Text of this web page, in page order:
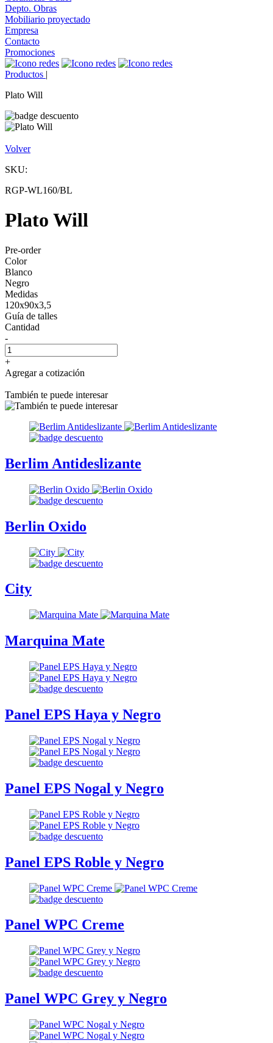
Depto. Obras
Mobiliario proyectado
Empresa
Contacto
Promociones
Productos |
Plato Will
Volver
SKU:
RGP-WL160/BL
Plato Will
Pre-order
Color
Blanco
Negro
Medidas
120x90x3,5
Guía de talles
Cantidad
-
+
Agregar a cotización
También te puede interesar
Berlim Antideslizante
Berlin Oxido
City
Marquina Mate
Panel EPS Haya y Negro
Panel EPS Nogal y Negro
Panel EPS Roble y Negro
Panel WPC Creme
Panel WPC Grey y Negro